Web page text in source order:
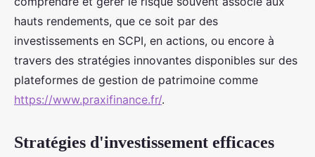
hauts rendements, que ce soit par des
investissements en SCPI, en actions, ou encore à
travers des stratégies innovantes disponibles sur des
plateformes de gestion de patrimoine comme
https://www.praxifinance.fr/.
Stratégies d'investissement efficaces